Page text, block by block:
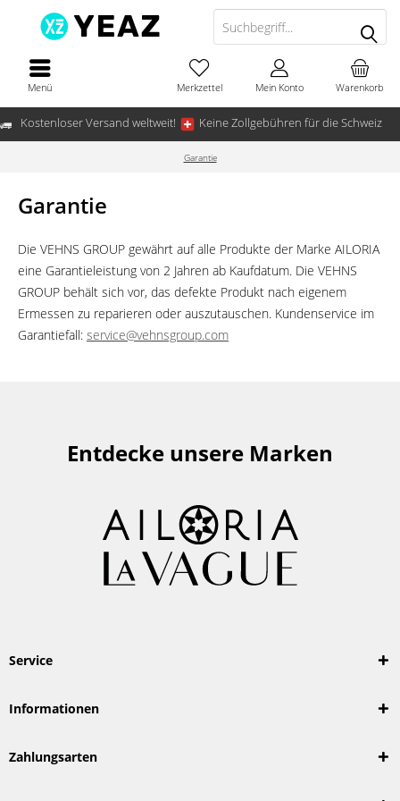
Kostenloser Versand weltweit! Keine Zollgebühren für die Schweiz
Menü Warenkorb
Merkzettel Mein Konto
Garantie
Garantie
Die VEHNS GROUP gewährt auf alle Produkte der Marke AILORIA
eine Garantieleistung von 2 Jahren ab Kaufdatum. Die VEHNS
GROUP behält sich vor, das defekte Produkt nach eigenem
Ermessen zu reparieren oder auszutauschen. Kundenservice im
Garantiefall: service@vehnsgroup.com
Entdecke unsere Marken
Service
Informationen
Zahlungsarten